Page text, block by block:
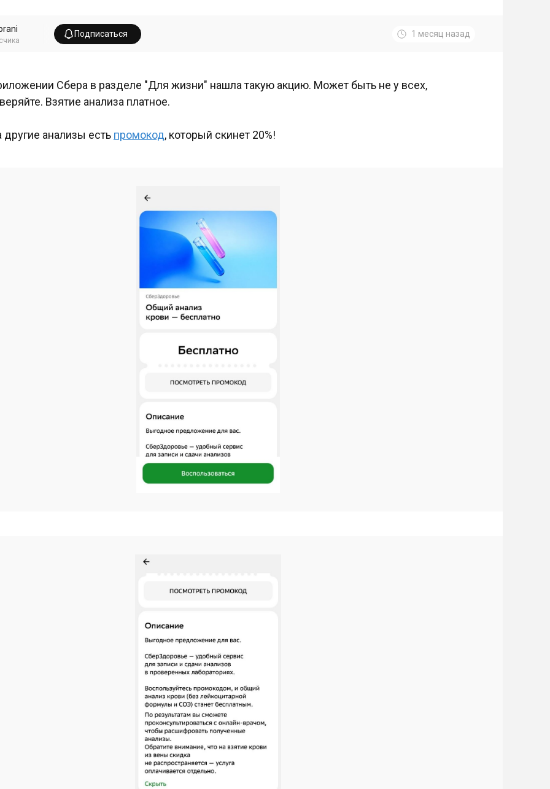
Подписаться 1 месяц назад
Сбера в разделе "Для жизни" нашла такую акцию. Может быть не у всех,
Взятие анализа платное.
другие анализы есть промокод, который скинет 20%!